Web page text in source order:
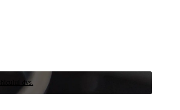
dvs.